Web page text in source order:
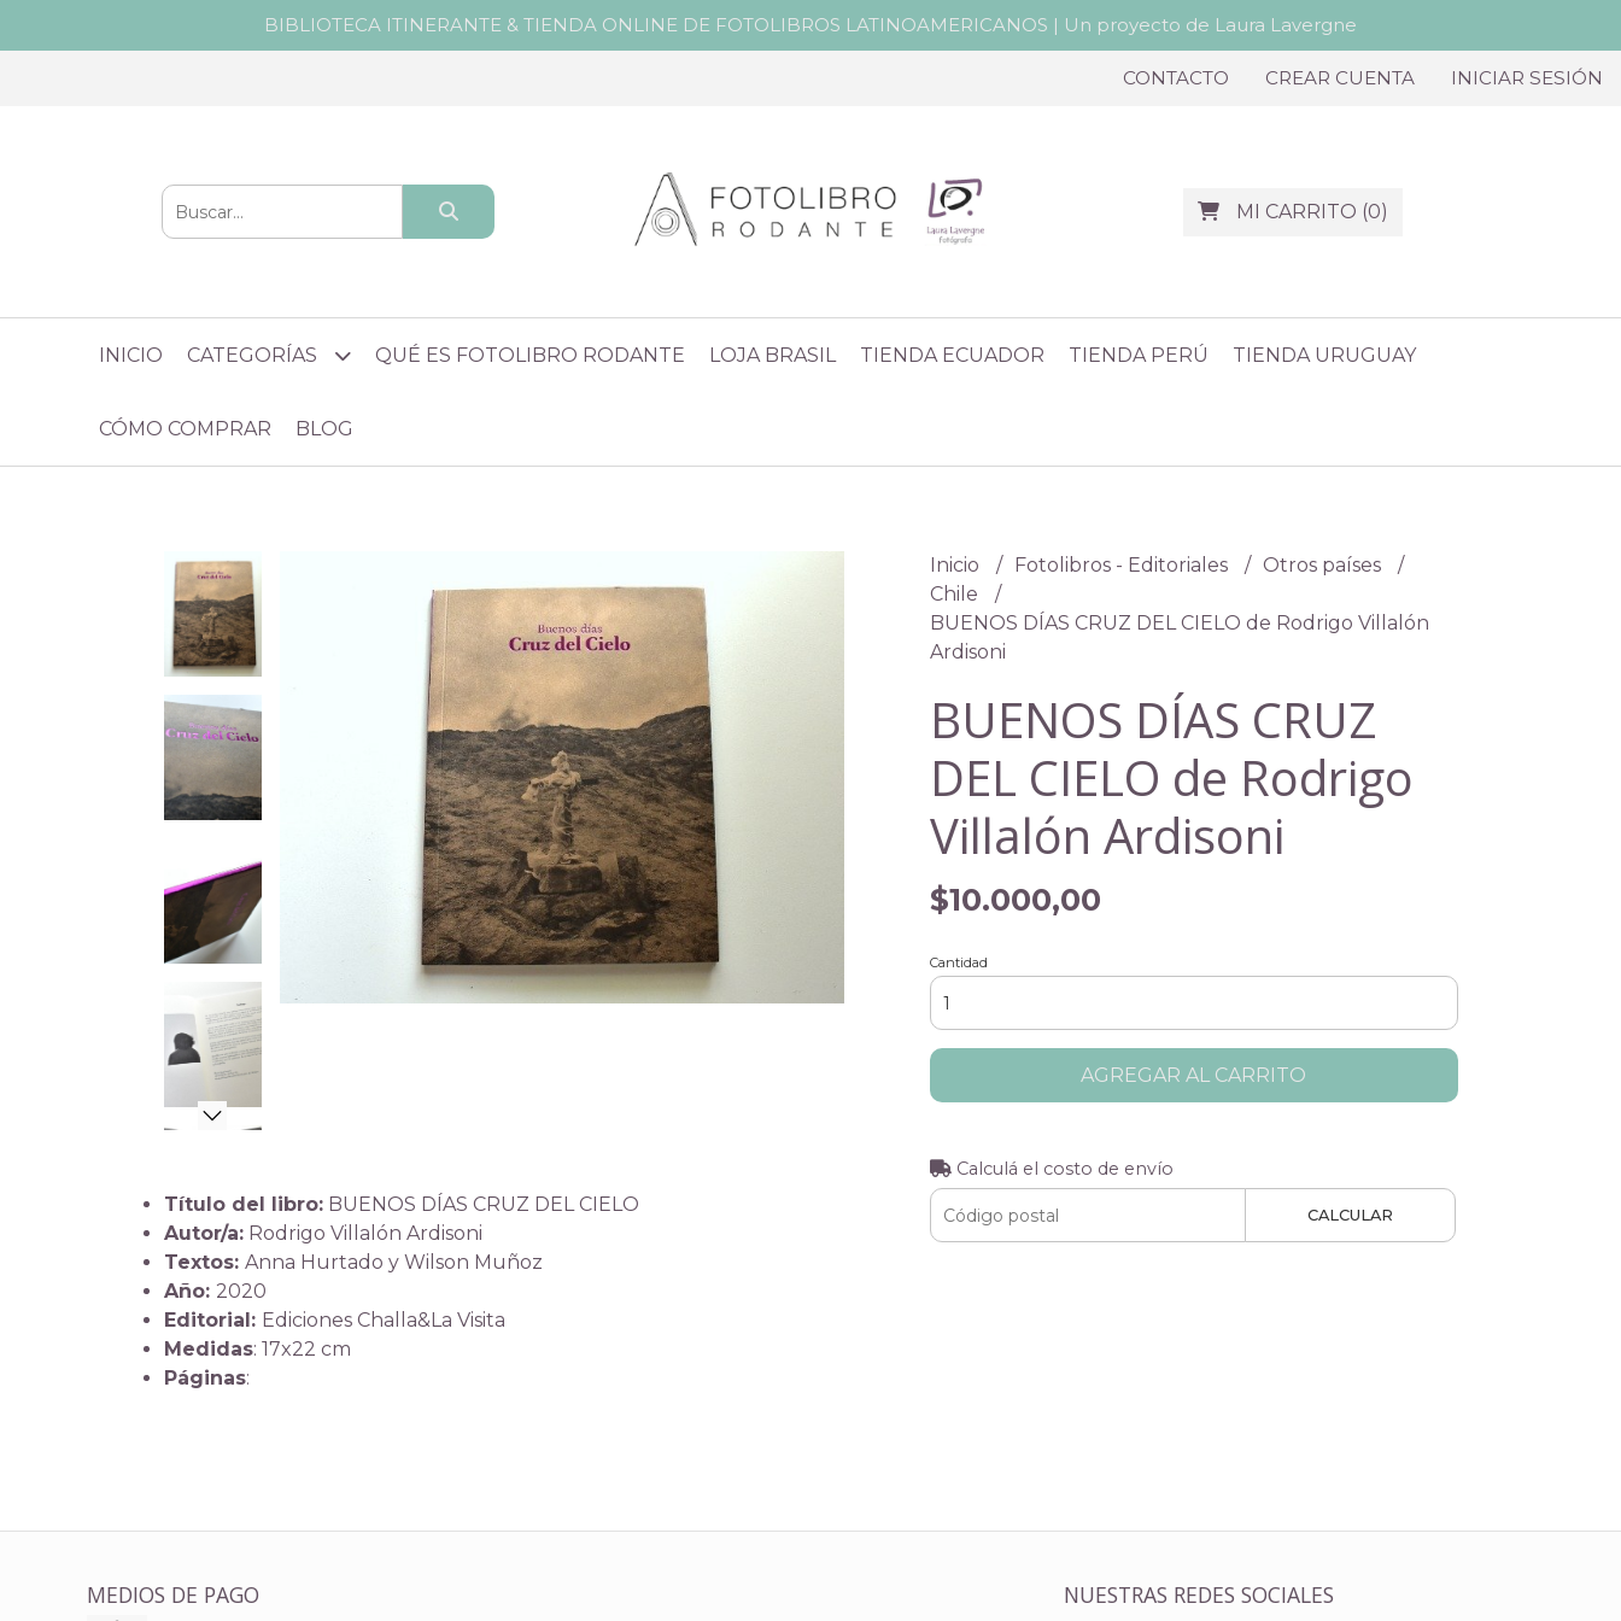
BIBLIOTECA ITINERANTE & TIENDA ONLINE DE FOTOLIBROS LATINOAMERICANOS | Un proyecto de Laura Lavergne
CONTACTO CREAR CUENTA INICIAR SESIÓN
MI CARRITO (0)
INICIO CATEGORÍAS QUÉ ES FOTOLIBRO RODANTE LOJA BRASIL TIENDA ECUADOR TIENDA PERÚ TIENDA URUGUAY
CÓMO COMPRAR BLOG
Título del libro:BUENOS DÍAS CRUZ DEL CIELO
Autor/a:Rodrigo Villalón Ardisoni
Textos: Anna Hurtado y Wilson Muñoz
Año: 2020
Editorial: Ediciones Challa&La Visita
Medidas: 17x22 cm
Páginas:
Inicio Fotolibros - Editoriales
Otros países
Chile
BUENOS DÍAS CRUZ DEL CIELO de Rodrigo Villalón
Ardisoni
BUENOS DÍAS CRUZ
DEL CIELO de Rodrigo
Villalón Ardisoni
$10.000,00
Cantidad
AGREGAR AL CARRITO
Calculá el costo de envío
CALCULAR
MEDIOS DE PAGO NUESTRAS REDES SOCIALES